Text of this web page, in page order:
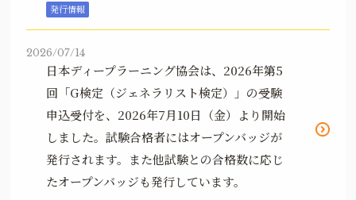
発行情報
2026/07/14
日本ディープラーニング協会は、2026年第5
回「G検定（ジェネラリスト検定）」の受験
申込受付を、2026年7月10日（金）より開始
しました。試験合格者にはオープンバッジが
発行されます。また他試験との合格数に応じ
たオープンバッジも発行しています。